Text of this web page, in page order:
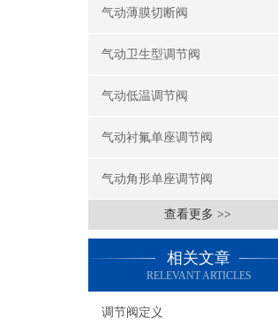
气动薄膜切断阀
气动卫生型调节阀
气动低温调节阀
气动衬氟单座调节阀
气动角形单座调节阀
查看更多 >>
相关文章
RELEVANT ARTICLES
调节阀定义